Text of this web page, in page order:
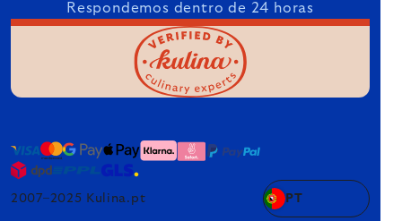
Respondemos dentro de 24 horas
2007–2025 Kulina.pt PT